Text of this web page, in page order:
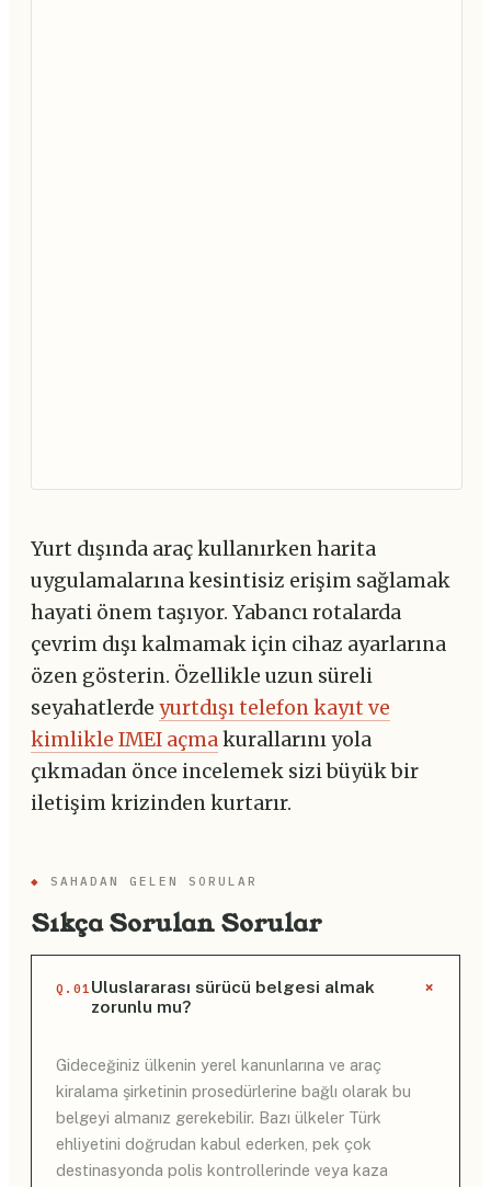
Yurt dışında araç kullanırken harita
uygulamalarına kesintisiz erişim sağlamak
hayati önem taşıyor. Yabancı rotalarda
çevrim dışı kalmamak için cihaz ayarlarına
özen gösterin. Özellikle uzun süreli
seyahatlerde yurtdışı telefon kayıt ve
kimlikle IMEI açmakurallarını yola
çıkmadan önce incelemek sizi büyük bir
iletişim krizinden kurtarır.
◆ SAHADAN GELEN SORULAR
Sıkça Sorulan Sorular
Q.01 Uluslararası sürücü belgesi almak
zorunlu mu?
+
Gideceğiniz ülkenin yerel kanunlarına ve araç
kiralama şirketinin prosedürlerine bağlı olarak bu
belgeyi almanız gerekebilir. Bazı ülkeler Türk
ehliyetini doğrudan kabul ederken, pek çok
destinasyonda polis kontrollerinde veya kaza